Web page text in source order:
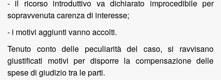
- il ricorso introduttivo va dichiarato improcedibile per
sopravvenuta carenza di interesse;
- i motivi aggiunti vanno accolti.
Tenuto conto delle peculiarità del caso, si ravvisano
giustificati motivi per disporre la compensazione delle
spese di giudizio tra le parti.